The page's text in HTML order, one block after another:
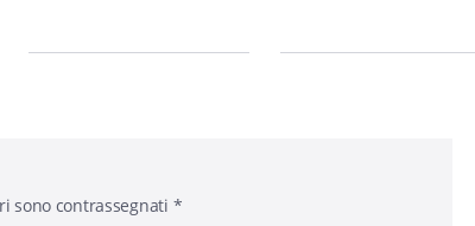
sono contrassegnati *